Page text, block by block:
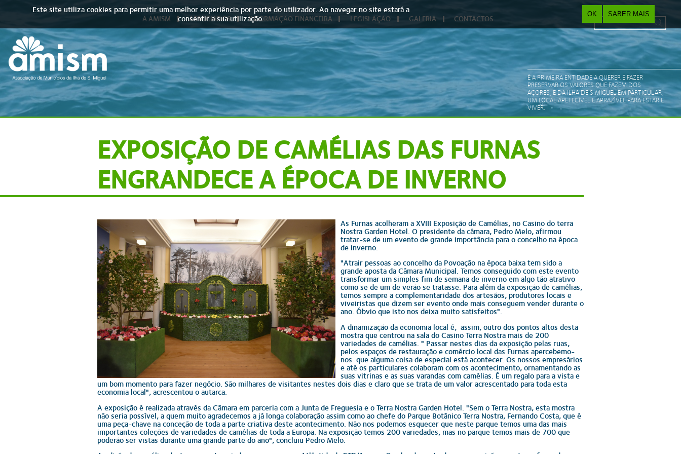
Este site utiliza cookies para permitir uma melhor experiência por parte do utilizador. Ao navegar no site estará a
consentir a sua utilização.
OK SABER MAIS
A AMISM ASSOCIADOS INFORMAÇÃO FINANCEIRA LEGISLAÇÃO GALERIA CONTACTOS
Search form
É A PRIMEIRA ENTIDADE A QUERER E FAZER
PRESERVAR OS VALORES QUE FAZEM DOS
AÇORES, E DA ILHA DE S.MIGUEL EM PARTICULAR,
UM LOCAL APETECÍVEL E APRAZÍVEL PARA ESTAR E
VIVER.
EXPOSIÇÃO DE CAMÉLIAS DAS FURNAS
ENGRANDECE A ÉPOCA DE INVERNO
As Furnas acolheram a XVIII Exposição de Camélias, no Casino do terra
Nostra Garden Hotel. O presidente da câmara, Pedro Melo, afirmou
tratar-se de um evento de grande importância para o concelho na época
de inverno.
"Atrair pessoas ao concelho da Povoação na época baixa tem sido a
grande aposta da Câmara Municipal. Temos conseguido com este evento
transformar um simples fim de semana de inverno em algo tão atrativo
como se de um de verão se tratasse. Para além da exposição de camélias,
temos sempre a complementaridade dos artesãos, produtores locais e
viveiristas que dizem ser evento onde mais conseguem vender durante o
ano. Óbvio que isto nos deixa muito satisfeitos".
A dinamização da economia local é, assim, outro dos pontos altos desta
mostra que centrou na sala do Casino Terra Nostra mais de 200
variedades de camélias. " Passar nestes dias da exposição pelas ruas,
pelos espaços de restauração e comércio local das Furnas apercebemo-
nos que alguma coisa de especial está acontecer. Os nossos empresários
e até os particulares colaboram com os acontecimento, ornamentando as
suas vitrinas e as suas varandas com camélias. É um regalo para a vista e
um bom momento para fazer negócio. São milhares de visitantes nestes dois dias e claro que se trata de um valor acrescentado para toda esta
economia local", acrescentou o autarca.
A exposição é realizada através da Câmara em parceria com a Junta de Freguesia e o Terra Nostra Garden Hotel. "Sem o Terra Nostra, esta mostra
não seria possível, a quem muito agradecemos a já longa colaboração assim como ao chefe do Parque Botânico Terra Nostra, Fernando Costa, que é
uma peça-chave na conceção de toda a parte criativa deste acontecimento. Não nos podemos esquecer que neste parque temos uma das mais
importantes coleções de variedades de camélias de toda a Europa. Na exposição temos 200 variedades, mas no parque temos mais de 700 que
poderão ser vistas durante uma grande parte do ano", concluiu Pedro Melo.